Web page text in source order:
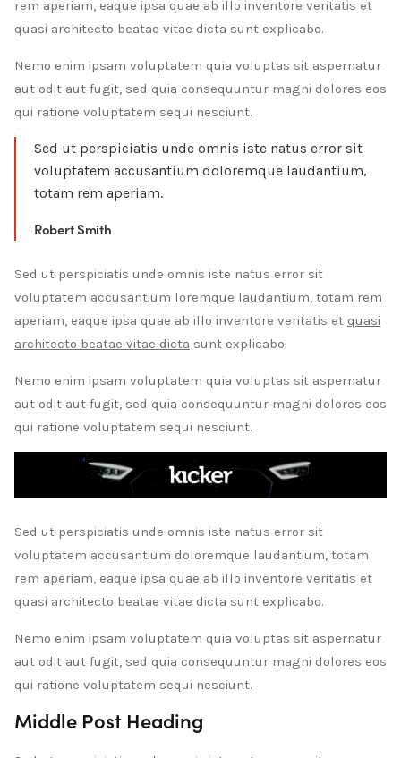
rem aperiam, eaque ipsa quae ab illo inventore veritatis et
quasi architecto beatae vitae dicta sunt explicabo.
Nemo enim ipsam voluptatem quia voluptas sit aspernatur
aut odit aut fugit, sed quia consequuntur magni dolores eos
qui ratione voluptatem sequi nesciunt.
Sed ut perspiciatis unde omnis iste natus error sit
voluptatem accusantium doloremque laudantium,
totam rem aperiam.
Robert Smith
Sed ut perspiciatis unde omnis iste natus error sit
voluptatem accusantium loremque laudantium, totam rem
aperiam, eaque ipsa quae ab illo inventore veritatis et quasi
architecto beatae vitae dicta sunt explicabo.
Nemo enim ipsam voluptatem quia voluptas sit aspernatur
aut odit aut fugit, sed quia consequuntur magni dolores eos
qui ratione voluptatem sequi nesciunt.
Sed ut perspiciatis unde omnis iste natus error sit
voluptatem accusantium doloremque laudantium, totam
rem aperiam, eaque ipsa quae ab illo inventore veritatis et
quasi architecto beatae vitae dicta sunt explicabo.
Nemo enim ipsam voluptatem quia voluptas sit aspernatur
aut odit aut fugit, sed quia consequuntur magni dolores eos
qui ratione voluptatem sequi nesciunt.
Middle Post Heading